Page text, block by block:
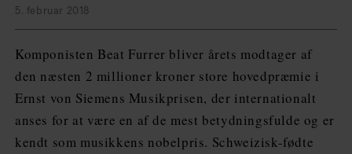
5. februar 2018
Komponisten Beat Furrer bliver årets modtager af
den næsten 2 millioner kroner store hovedpræmie i
Ernst von Siemens Musikprisen, der internationalt
anses for at være en af de mest betydningsfulde og er
kendt som musikkens nobelpris. Schweizisk-fødte